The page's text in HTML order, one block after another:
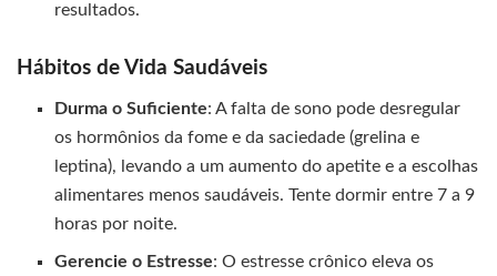
resultados.
Hábitos de Vida Saudáveis
Durma o Suficiente: A falta de sono pode desregular
os hormônios da fome e da saciedade (grelina e
leptina), levando a um aumento do apetite e a escolhas
alimentares menos saudáveis. Tente dormir entre 7 a 9
horas por noite.
Gerencie o Estresse: O estresse crônico eleva os